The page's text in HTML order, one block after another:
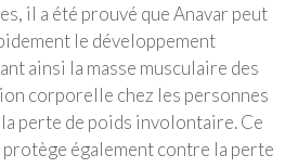
il a été prouvé que Anavar peut
le développement
ainsi la masse musculaire des
corporelle chez les personnes
perte de poids involontaire. Ce
également contre la perte